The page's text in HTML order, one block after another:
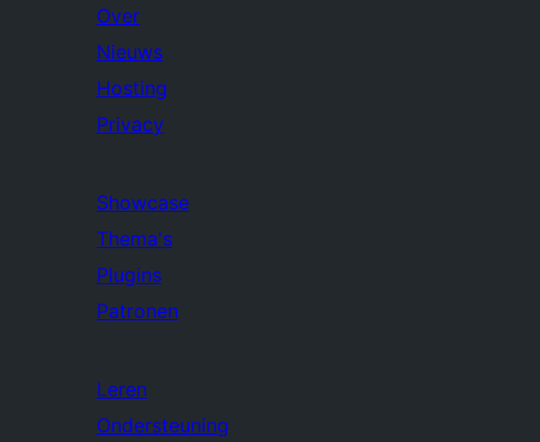
Over
Nieuws
Hosting
Privacy
Showcase
Thema's
Plugins
Patronen
Leren
Ondersteuning